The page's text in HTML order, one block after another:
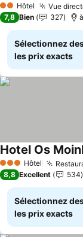
2 Étoiles
Hôtel Vue
7,8 Bien 327
Sélectionnez
les prix exacts
3 ÉtoilesHôtel
Hotel Os
8,8 Excellent 534
Sélectionnez
les prix exacts